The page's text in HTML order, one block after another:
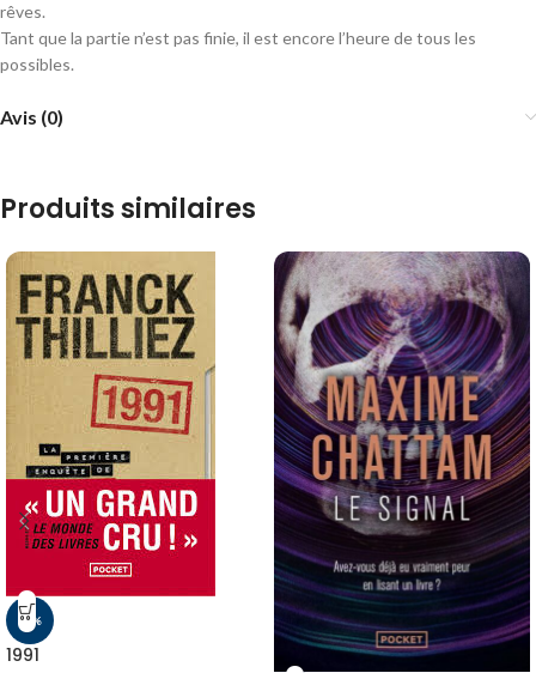
rêves.
Tant que la partie n’est pas finie, il est encore l’heure de tous les
possibles.
Avis (0)
Produits similaires
-5%
1991